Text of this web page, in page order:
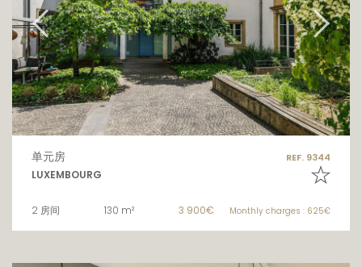
单元房 REF. 9344
LUXEMBOURG
2 房间 130 m² 3 900€ Monthly charges : 625€